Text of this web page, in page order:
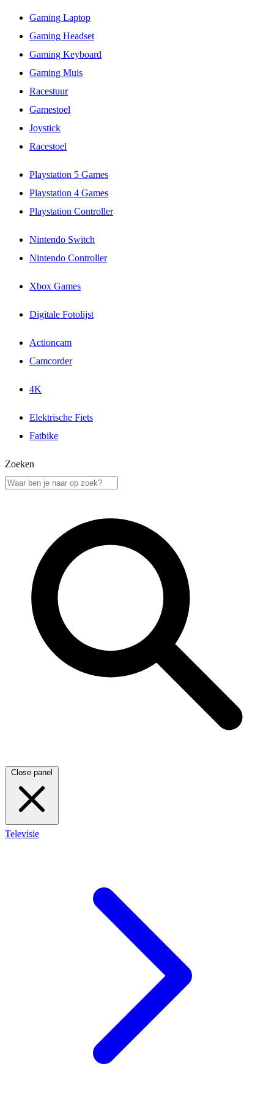
Gaming Laptop
Gaming Headset
Gaming Keyboard
Gaming Muis
Racestuur
Gamestoel
Joystick
Racestoel
Playstation 5 Games
Playstation 4 Games
Playstation Controller
Nintendo Switch
Nintendo Controller
Xbox Games
Digitale Fotolijst
Actioncam
Camcorder
4K
Elektrische Fiets
Fatbike
Zoeken
Close panel
Televisie